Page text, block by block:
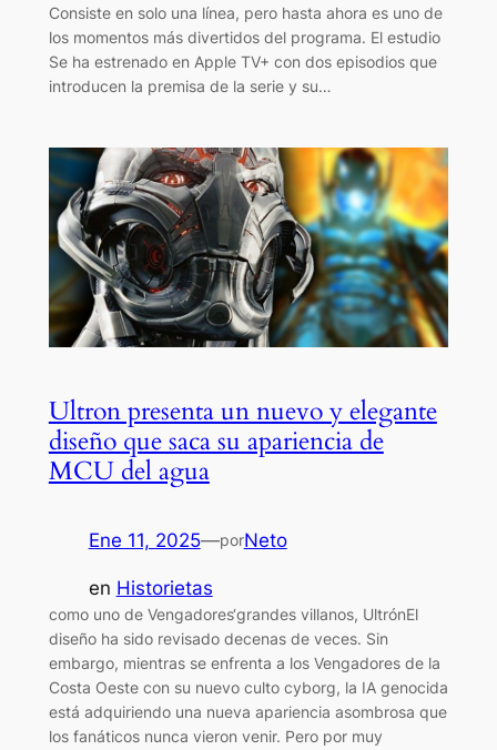
Consiste en solo una línea, pero hasta ahora es uno de
los momentos más divertidos del programa. El estudio
Se ha estrenado en Apple TV+ con dos episodios que
introducen la premisa de la serie y su…
Ultron presenta un nuevo y elegante
diseño que saca su apariencia de
MCU del agua
Ene 11, 2025—porNeto
en Historietas
como uno de Vengadores‘grandes villanos, UltrónEl
diseño ha sido revisado decenas de veces. Sin
embargo, mientras se enfrenta a los Vengadores de la
Costa Oeste con su nuevo culto cyborg, la IA genocida
está adquiriendo una nueva apariencia asombrosa que
los fanáticos nunca vieron venir. Pero por muy